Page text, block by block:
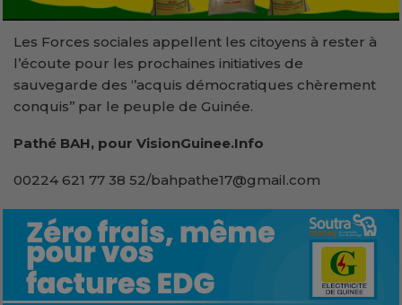
Les Forces sociales appellent les citoyens à rester à
l’écoute pour les prochaines initiatives de
sauvegarde des ‘’acquis démocratiques chèrement
conquis’’ par le peuple de Guinée.
Pathé BAH, pour VisionGuinee.Info
00224 621 77 38 52/bahpathe17@gmail.com